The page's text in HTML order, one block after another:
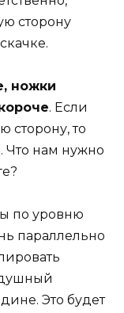
сторону
ножки
. Если
сторону, то
Что нам нужно
параллельно
Это будет